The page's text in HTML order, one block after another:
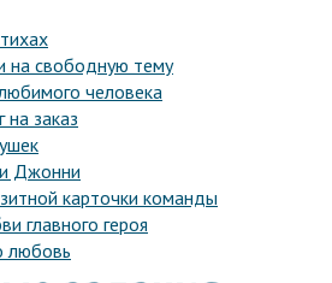
на свободную тему
человека
на заказ
Джонни
карточки команды
главного героя
любовь